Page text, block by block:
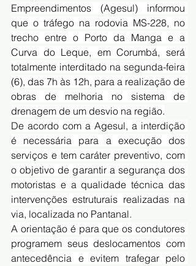
Empreendimentos (Agesul) informou
que o tráfego na rodovia MS-228, no
trecho entre o Porto da Manga e a
Curva do Leque, em Corumbá, será
totalmente interditado na segunda-feira
(6), das 7h às 12h, para a realização de
obras de melhoria no sistema de
drenagem de um desvio na região.
De acordo com a Agesul, a interdição
é necessária para a execução dos
serviços e tem caráter preventivo, com
o objetivo de garantir a segurança dos
motoristas e a qualidade técnica das
intervenções estruturais realizadas na
via, localizada no Pantanal.
A orientação é para que os condutores
programem seus deslocamentos com
antecedência e evitem trafegar pelo